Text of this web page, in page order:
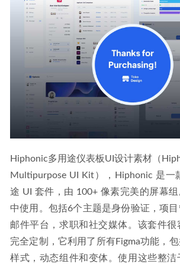
Hiphonic多用途仪表板UI设计素材（
Multipurpose UI Kit），Hiphonic 是一
途 UI 套件，由 100+ 像素完美的屏幕
中使用。包括6个主题是身份验证，项目
邮件平台，求职和社交媒体。该套件
完全定制，它利用了所有Figma功能，
样式，动态组件和变体。使用这些整洁